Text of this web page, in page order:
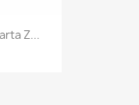
Z...